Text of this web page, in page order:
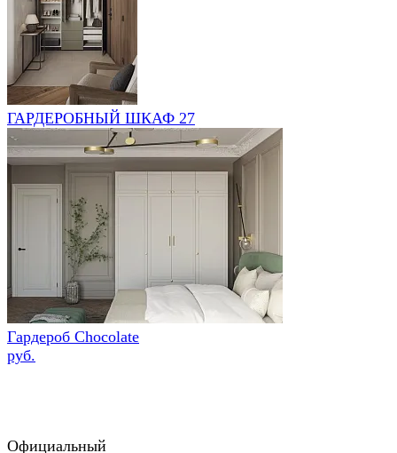
ГАРДЕРОБНЫЙ ШКАФ 27
Гардероб Chocolate
руб.
Официальный